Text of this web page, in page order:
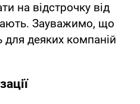
на відстрочку від
дають. Зауважимо, що
для деяких компаній